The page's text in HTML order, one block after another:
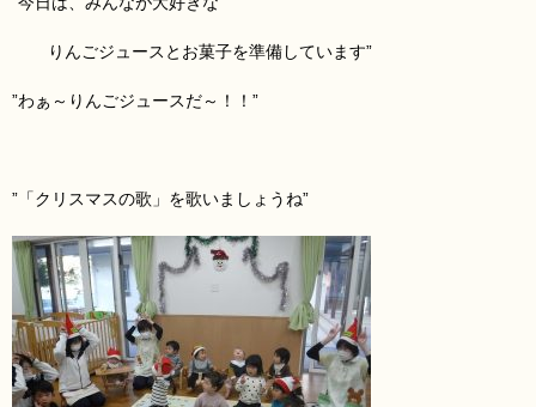
りんごジュースとお菓子を準備しています”
”わぁ～りんごジュースだ～！！”
”「クリスマスの歌」を歌いましょうね”